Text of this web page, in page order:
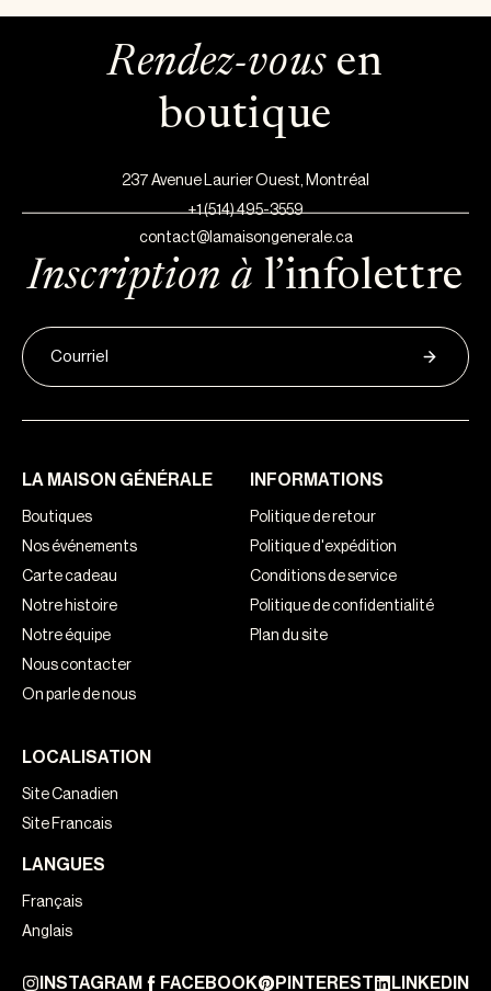
Rendez-vousen
boutique
237 Avenue Laurier Ouest, Montréal
+1 (514) 495-3559
contact@lamaisongenerale.ca
Inscription à l’infolettre
LA MAISON GÉNÉRALE
Boutiques
Nos événements
Carte cadeau
Notre histoire
Notre équipe
Nous contacter
On parle de nous
INFORMATIONS
Politique de retour
Politique d'expédition
Conditions de service
Politique de confidentialité
Plan du site
LOCALISATION
Site Canadien
Site Francais
LANGUES
Français
Anglais
INSTAGRAM FACEBOOK PINTEREST LINKEDIN